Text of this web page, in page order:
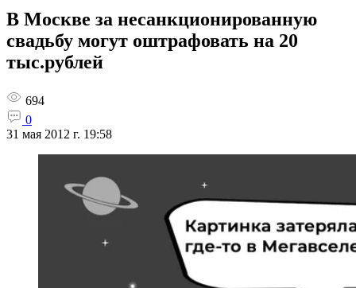
В Москве за несанкционированную
свадьбу могут оштрафовать на 20
тыс.рублей
694
0
31 мая 2012 г. 19:58